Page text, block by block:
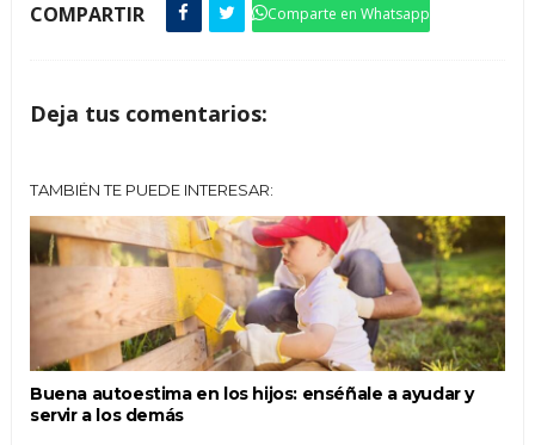
COMPARTIR Comparte en Whatsapp
Deja tus comentarios:
TAMBIÉN TE PUEDE INTERESAR:
Buena autoestima en los hijos: enséñale a ayudar y
servir a los demás